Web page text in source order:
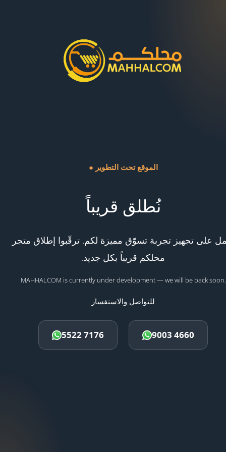
● الموقع تحت التطوير
نُطلق قريباً
على تجهيز تجربة تسوّق مميزة لكم. ترقّبوا إطلاق متجر
محلكم قريباً بكل جديد.
MAHHALCOM is currently under development — we will be back soon.
للتواصل والاستفسار
5522 7176 9003 4660